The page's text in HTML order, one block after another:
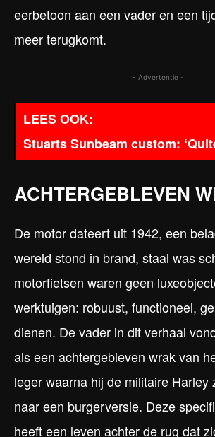
eerbetoon aan een vader en een
meer terugkomt.
- Advertentie -
Stuarts Sunbeam custom:
ACHTERGEBLEVEN
De motor dateert uit 1942, een
wereld stond in brand, staal was
motorfietsen waren geen
werktuigen: robuust, functioneel,
dienen. De vader in dit verhaal
als een achtergebleven wrak van
leger waarna hij de militaire Harley
naar een burgerversie. Deze
heeft een leven achter de rug dat